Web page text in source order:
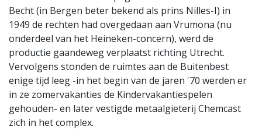
Becht (in Bergen beter bekend als prins Nilles-I) in
1949 de rechten had overgedaan aan Vrumona (nu
onderdeel van het Heineken-concern), werd de
productie gaandeweg verplaatst richting Utrecht.
Vervolgens stonden de ruimtes aan de Buitenbest
enige tijd leeg -in het begin van de jaren '70 werden er
in ze zomervakanties de Kindervakantiespelen
gehouden- en later vestigde metaalgieterij Chemcast
zich in het complex.